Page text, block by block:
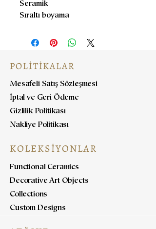
Seramik
Sıraltı boyama
POLİTİKALAR
Mesafeli Satış Sözleşmesi
İptal ve Geri Ödeme
Gizlilik Politikası
Nakliye Politikası
KOLEKSİYONLAR
Functional Ceramics
Decorative Art Objects
Collections
Custom Designs